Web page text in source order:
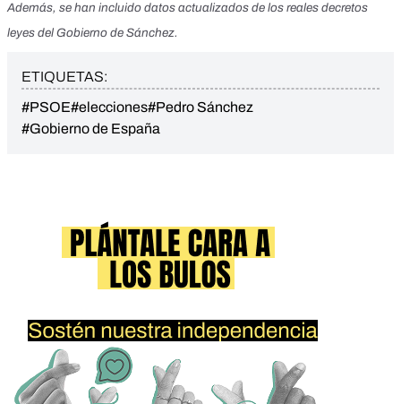
Además, se han incluido datos actualizados de los reales decretos
leyes del Gobierno de Sánchez.
ETIQUETAS:
#PSOE#elecciones#Pedro Sánchez
#Gobierno de España